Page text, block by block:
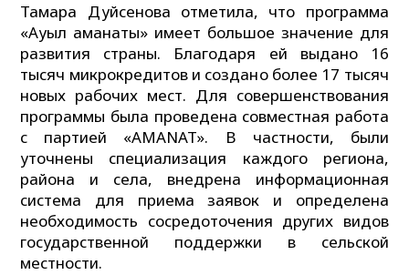
Тамара Дуйсенова отметила, что программа
«Ауыл аманаты» имеет большое значение для
развития страны. Благодаря ей выдано 16
тысяч микрокредитов и создано более 17 тысяч
новых рабочих мест. Для совершенствования
программы была проведена совместная работа
с партией «AMANAT». В частности, были
уточнены специализация каждого региона,
района и села, внедрена информационная
система для приема заявок и определена
необходимость сосредоточения других видов
государственной поддержки в сельской
местности.